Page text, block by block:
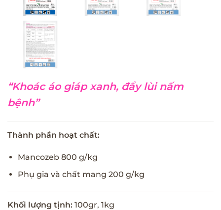
“Khoác áo giáp xanh, đẩy lùi nấm
bệnh”
Thành phần hoạt chất:
Mancozeb 800 g/kg
Phụ gia và chất mang 200 g/kg
Khối lượng tịnh: 100gr, 1kg